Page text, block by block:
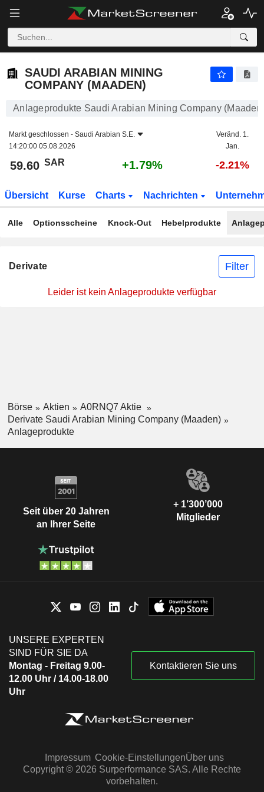
SAUDI ARABIAN MINING
COMPANY (MAADEN)
Anlageprodukte Saudi Arabian Mining Company
Markt geschlossen - Saudi Arabian S.E.
14:20:00 05.08.2026
Veränd. 1.
Jan.
59.60 SAR +1.79% -2.21%
Übersicht Kurse Charts Nachrichten
Alle Optionsscheine Knock-Out Hebelprodukte
Derivate Filter
Leider ist kein Anlageprodukte verfügbar
Börse Aktien
A0RNQ7 Aktie
Derivate Saudi Arabian Mining Company (Maaden)
Anlageprodukte
Seit über 20 Jahren
an Ihrer Seite
+ 1’300’000
Mitglieder
UNSERE EXPERTEN
SIND FÜR SIE DA
Montag - Freitag 9.00-
12.00 Uhr / 14.00-18.00
Uhr
Kontaktieren Sie uns
Impressum Cookie-EinstellungenÜber uns
Copyright © 2026 Surperformance SAS. Alle Rechte
vorbehalten.